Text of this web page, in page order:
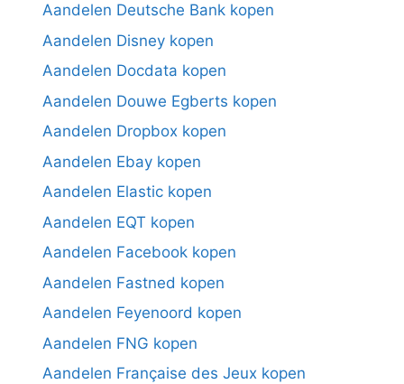
Aandelen Deutsche Bank kopen
Aandelen Disney kopen
Aandelen Docdata kopen
Aandelen Douwe Egberts kopen
Aandelen Dropbox kopen
Aandelen Ebay kopen
Aandelen Elastic kopen
Aandelen EQT kopen
Aandelen Facebook kopen
Aandelen Fastned kopen
Aandelen Feyenoord kopen
Aandelen FNG kopen
Aandelen Française des Jeux kopen